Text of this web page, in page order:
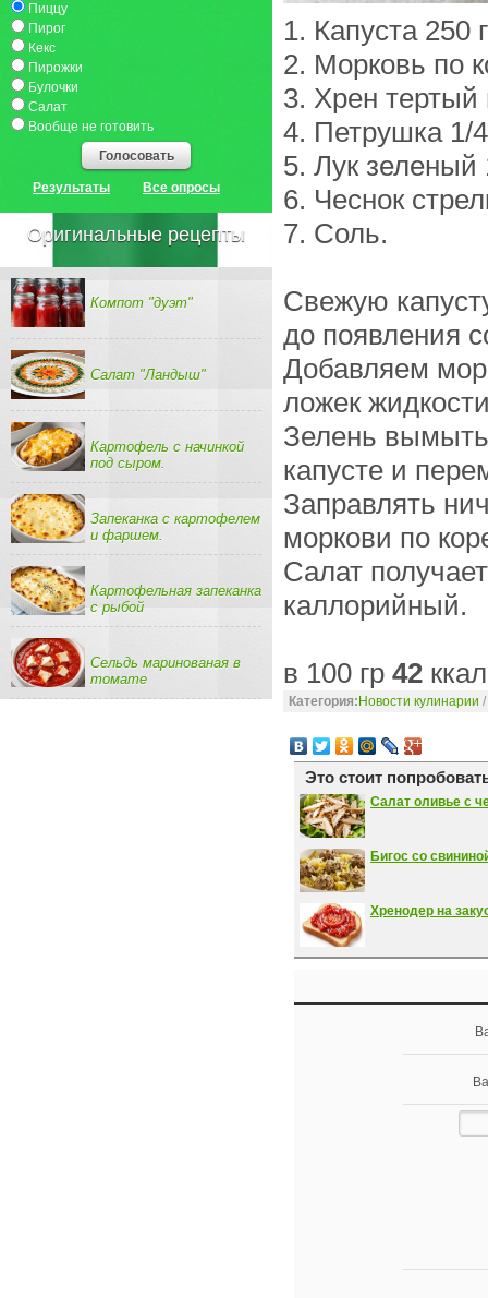
Пиццу
Пирог
Кекс
Пирожки
Булочки
Салат
Вообще не готовить
Голосовать
Результаты Все опросы
Оригинальные рецепты
Компот "дуэт"
Салат "Ландыш"
Картофель с начинкой
под сыром.
Запеканка с картофелем
и фаршем.
Картофельная запеканка
с рыбой
Сельдь маринованая в
томате
1. Капуста 250
2. Морковь по
3. Хрен тертый
4. Петрушка 1/
5. Лук зеленый
6. Чеснок
7. Соль.
Свежую
до появления
Добавляем
ложек
Зелень
капусте и
Заправлять
моркови по
Салат
каллорийный.
в 100 гр 42
Категория: Новости кулинарии /
Это стоит
Салат оливье с
Бигос со
Хренодер на